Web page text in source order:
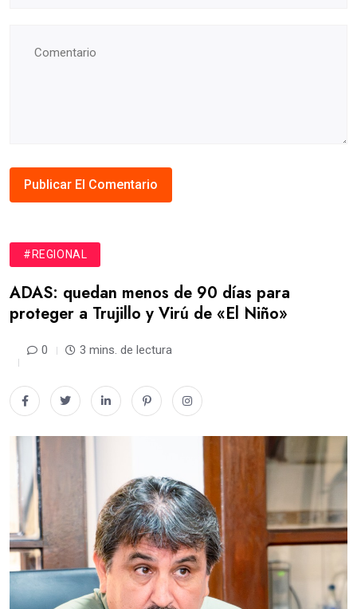
#REGIONAL
ADAS: quedan menos de 90 días para
proteger a Trujillo y Virú de «El Niño»
0 3 mins. de lectura